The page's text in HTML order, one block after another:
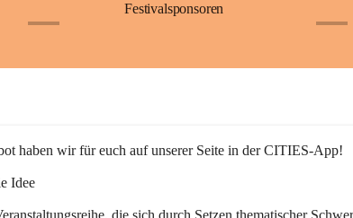
Festivalsponsoren
haben wir für euch auf unserer Seite in der CITIES-App!
Idee
die sich durch Setzen thematischer